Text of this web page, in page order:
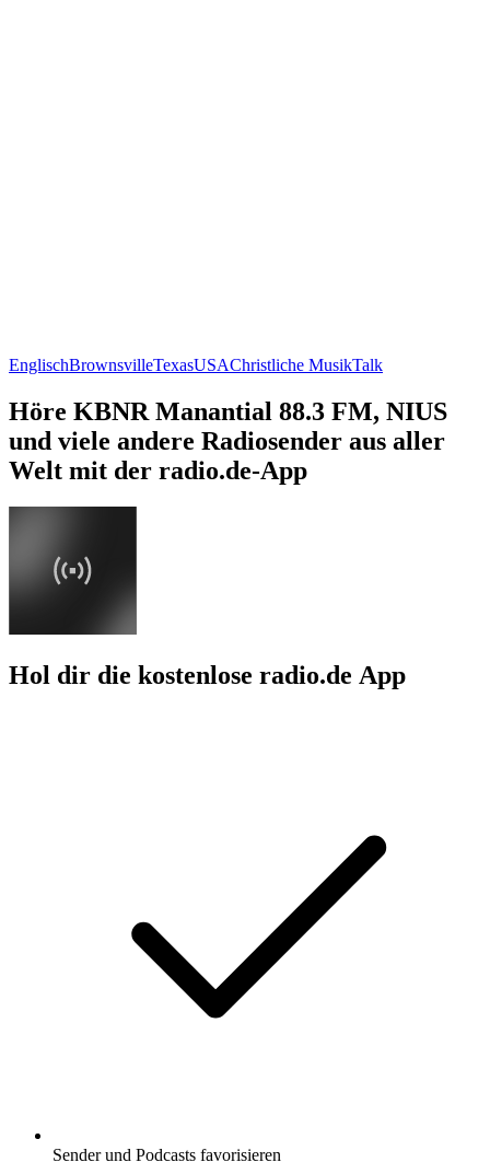
EnglischBrownsvilleTexasUSAChristliche MusikTalk
Höre KBNR Manantial 88.3 FM, NIUS
und viele andere Radiosender aus aller
Welt mit der radio.de-App
Hol dir die kostenlose radio.de App
Sender und Podcasts favorisieren